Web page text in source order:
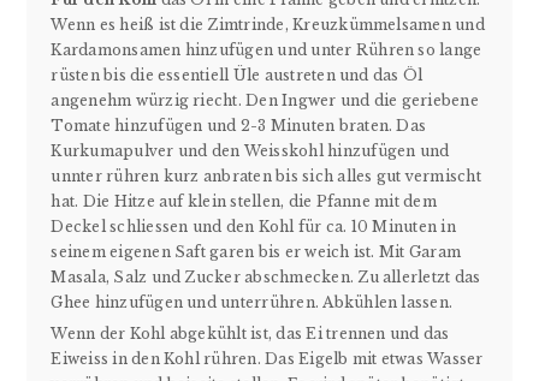
Wenn es heiß ist die Zimtrinde, Kreuzkümmelsamen und
Kardamonsamen hinzufügen und unter Rühren so lange
rüsten bis die essentiell Üle austreten und das Öl
angenehm würzig riecht. Den Ingwer und die geriebene
Tomate hinzufügen und 2-3 Minuten braten. Das
Kurkumapulver und den Weisskohl hinzufügen und
unnter rühren kurz anbraten bis sich alles gut vermischt
hat. Die Hitze auf klein stellen, die Pfanne mit dem
Deckel schliessen und den Kohl für ca. 10 Minuten in
seinem eigenen Saft garen bis er weich ist. Mit Garam
Masala, Salz und Zucker abschmecken. Zu allerletzt das
Ghee hinzufügen und unterrühren. Abkühlen lassen.
Wenn der Kohl abgekühlt ist, das Ei trennen und das
Eiweiss in den Kohl rühren. Das Eigelb mit etwas Wasser